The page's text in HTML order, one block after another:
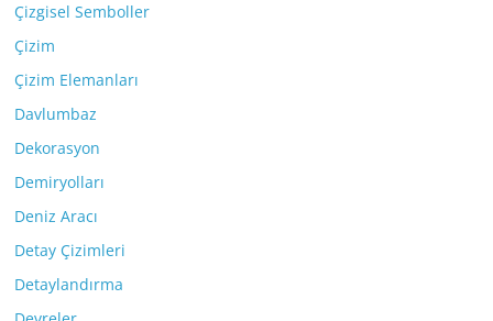
Çizgisel Semboller
Çizim
Çizim Elemanları
Davlumbaz
Dekorasyon
Demiryolları
Deniz Aracı
Detay Çizimleri
Detaylandırma